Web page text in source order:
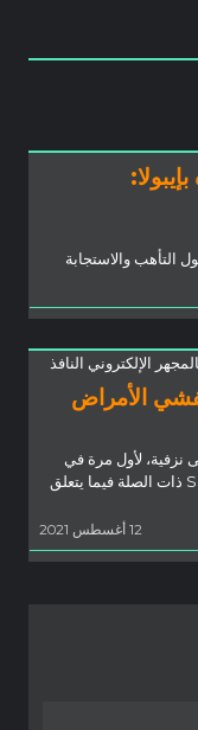
والاستجابة
الأمراض
لأول مرة في
غرب أفريقيا. قم بإلقاء نظرة على موارد SSHAP ذات الصلة فيما يتعلق
12 أغسطس 2021